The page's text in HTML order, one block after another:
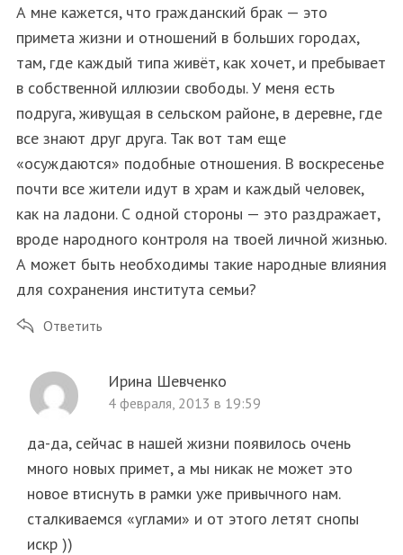
А мне кажется, что гражданский брак — это
примета жизни и отношений в больших городах,
там, где каждый типа живёт, как хочет, и пребывает
в собственной иллюзии свободы. У меня есть
подруга, живущая в сельском районе, в деревне, где
все знают друг друга. Так вот там еще
«осуждаются» подобные отношения. В воскресенье
почти все жители идут в храм и каждый человек,
как на ладони. С одной стороны — это раздражает,
вроде народного контроля на твоей личной жизнью.
А может быть необходимы такие народные влияния
для сохранения института семьи?
Ответить
Ирина Шевченко
4 февраля, 2013 в 19:59
да-да, сейчас в нашей жизни появилось очень
много новых примет, а мы никак не может это
новое втиснуть в рамки уже привычного нам.
сталкиваемся «углами» и от этого летят снопы
искр ))